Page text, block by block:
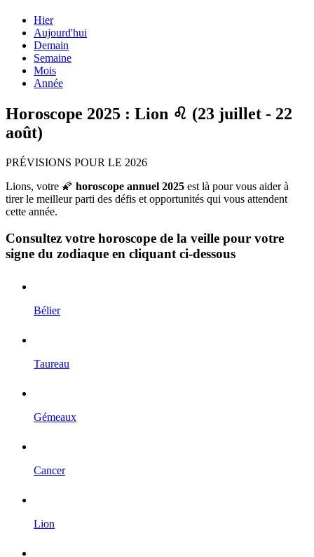
Hier
Aujourd'hui
Demain
Semaine
Mois
Année
Horoscope 2025 : Lion ♌ (23 juillet - 22
août)
PRÉVISIONS POUR LE 2026
Lions, votre 🌠 horoscope annuel 2025 est là pour vous aider à
tirer le meilleur parti des défis et opportunités qui vous attendent
cette année.
Consultez votre horoscope de la veille pour votre
signe du zodiaque en cliquant ci-dessous
Bélier
Taureau
Gémeaux
Cancer
Lion